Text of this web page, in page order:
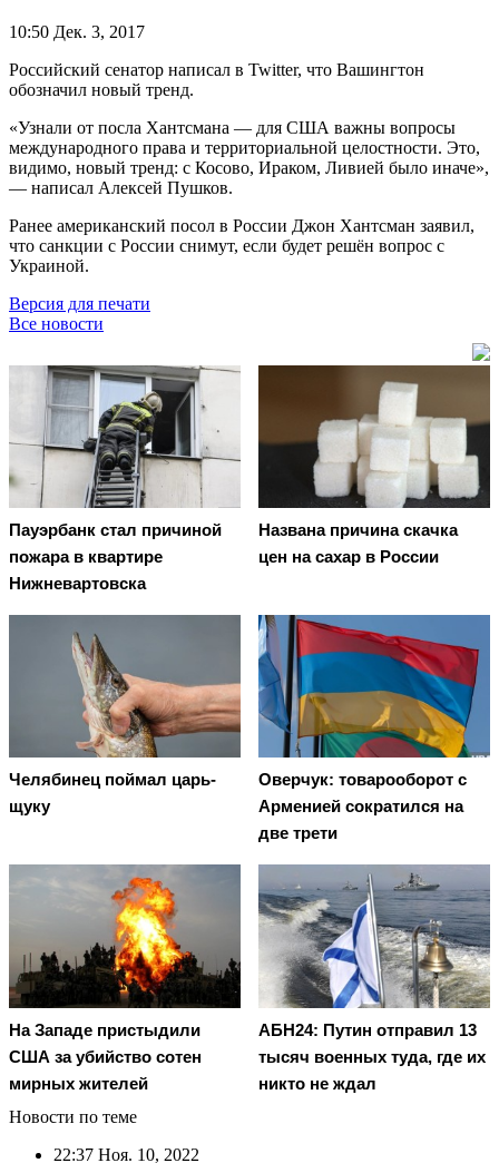
10:50 Дек. 3, 2017
Российский сенатор написал в Twitter, что Вашингтон
обозначил новый тренд.
«Узнали от посла Хантсмана — для США важны вопросы
международного права и территориальной целостности. Это,
видимо, новый тренд: с Косово, Ираком, Ливией было иначе»,
— написал Алексей Пушков.
Ранее американский посол в России Джон Хантсман заявил,
что санкции с России снимут, если будет решён вопрос с
Украиной.
Версия для печати
Все новости
Пауэрбанк стал причиной
пожара в квартире
Нижневартовска
Названа причина скачка
цен на сахар в России
Челябинец поймал царь-
щуку
Оверчук: товарооборот с
Арменией сократился на
две трети
На Западе пристыдили
США за убийство сотен
мирных жителей
АБН24: Путин отправил 13
тысяч военных туда, где их
никто не ждал
Новости по теме
22:37 Ноя. 10, 2022